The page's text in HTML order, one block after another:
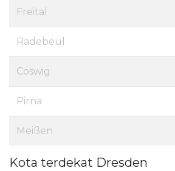
Freital
Radebeul
Coswig
Pirna
Meißen
Kota terdekat Dresden